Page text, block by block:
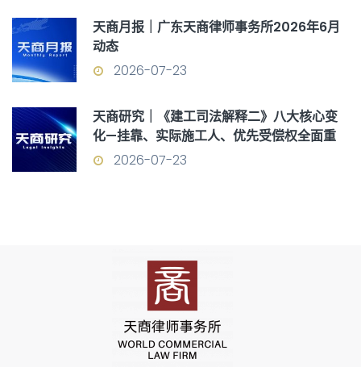
天商月报｜广东天商律师事务所2026年6月
动态
2026-07-23
天商研究｜《建工司法解释二》八大核心变
化—挂靠、实际施工人、优先受偿权全面重
构
2026-07-23